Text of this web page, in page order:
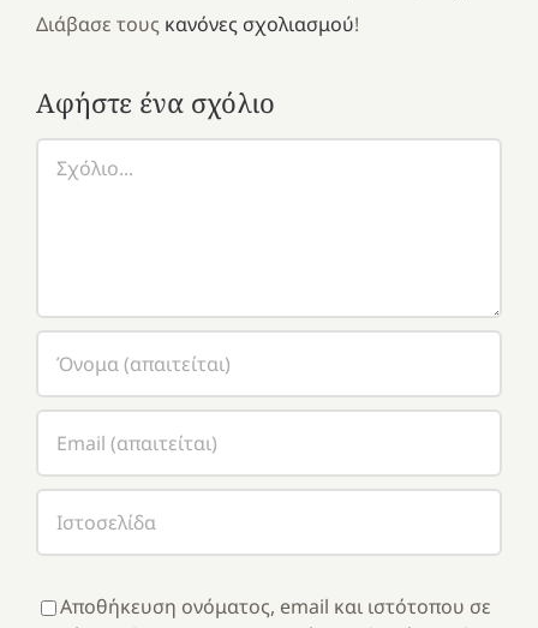
Διάβασε τους κανόνες σχολιασμού!
Αφήστε ένα σχόλιο
Αποθήκευση ονόματος, email και ιστότοπου σε